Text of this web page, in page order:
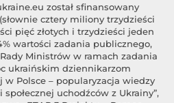
został sfinansowany
cztery miliony trzydzieści
pięć złotych i trzydzieści jeden
wartości zadania publicznego,
Ministrów w ramach zadania
ukraińskim dziennikarzom
w Polsce – popularyzacja wiedzy
uchodźców z Ukrainy”,